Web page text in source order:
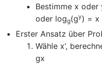
Bestimme x oder
oder logg(gy) = x
Erster Ansatz über
Wähle x‘,
gx